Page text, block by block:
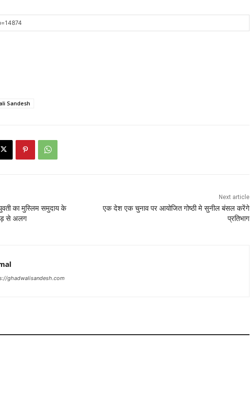
Sandesh
का मुस्लिम समुदाय के
से अलग
Next article
एक देश एक चुनाव पर आयोजित गोष्ठी मे सुनील बंसल करेंगे
प्रतिभाग
ghadwalisandesh.com